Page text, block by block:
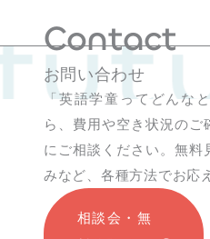
Contact
お問い合わせ
「英語学童ってどんな
ら、費用や空き状況の
にご相談ください。無料
みなど、各種方法でお応
相談会・無